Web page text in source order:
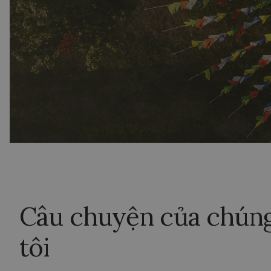
Câu chuyện của
tôi